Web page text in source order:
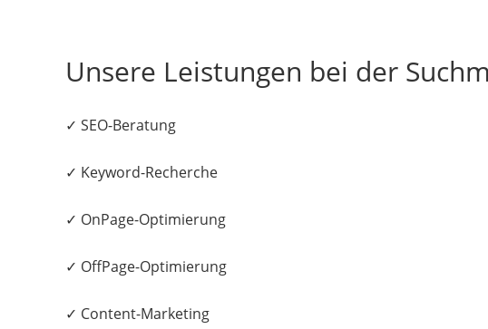
Unsere Leistungen bei der
✓ SEO-Beratung
✓ Keyword-Recherche
✓ OnPage-Optimierung
✓ OffPage-Optimierung
✓ Content-Marketing